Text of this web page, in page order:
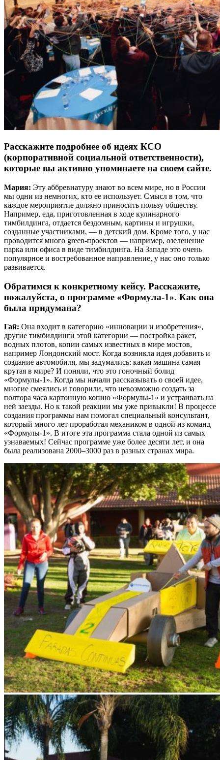
Расскажите подробнее об идеях КСО
(корпоративной социальной ответственности),
которые вы активно упоминаете на своем сайте.
Мария: Эту аббревиатуру знают во всем мире, но в России
мы одни из немногих, кто ее использует. Смысл в том, что
каждое мероприятие должно приносить пользу обществу.
Например, еда, приготовленная в ходе кулинарного
тимбилдинга, отдается бездомным, картины и игрушки,
созданные участниками, — в детский дом. Кроме того, у нас
проводится много green-проектов — например, озеленение
парка или офиса в виде тимбилдинга. На Западе это очень
популярное и востребованное направление, у нас оно только
развивается.
Обратимся к конкретному кейсу. Расскажите,
пожалуйста, о программе «Формула-1». Как она
была придумана?
Гай: Она входит в категорию «инновации и изобретения»,
другие тимбилдинги этой категории — постройка ракет,
водных плотов, копии самых известных в мире мостов,
например Лондонский мост. Когда возникла идея добавить и
создание автомобиля, мы задумались: какая машина самая
крутая в мире? И поняли, что это гоночный болид
«Формулы-1». Когда мы начали рассказывать о своей идее,
многие смеялись и говорили, что невозможно создать за
полтора часа картонную копию «Формулы-1» и устраивать на
ней заезды. Но к такой реакции мы уже привыкли! В процессе
создания программы нам помогал специальный консультант,
который много лет проработал механиком в одной из команд
«Формулы-1». В итоге эта программа стала одной из самых
узнаваемых! Сейчас программе уже более десяти лет, и она
была реализована 2000–3000 раз в разных странах мира.